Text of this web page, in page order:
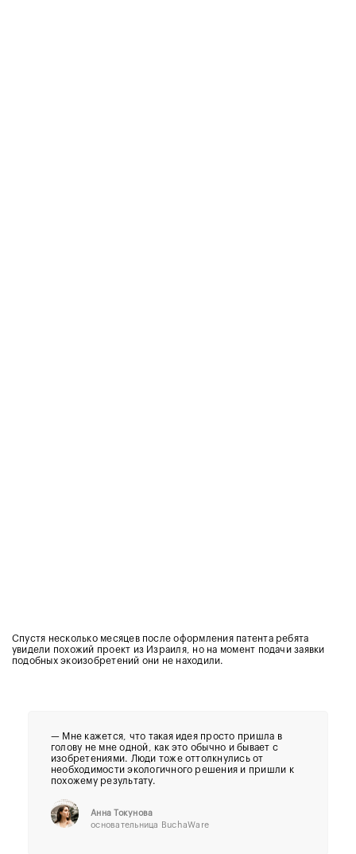
Спустя несколько месяцев после оформления патента ребята
увидели похожий проект из Израиля, но на момент подачи заявки
подобных экоизобретений они не находили.
— Мне кажется, что такая идея просто пришла в
голову не мне одной, как это обычно и бывает с
изобретениями. Люди тоже оттолкнулись от
необходимости экологичного решения и пришли к
похожему результату.
Анна Токунова
основательница BuchaWare